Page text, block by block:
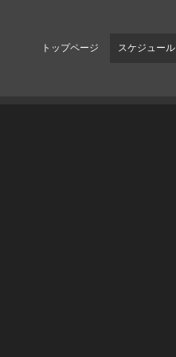
トップページ スケジュール